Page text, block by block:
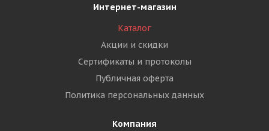
Интернет-магазин
Каталог
Акции и скидки
Сертификаты и протоколы
Публичная оферта
Политика персональных данных
Компания